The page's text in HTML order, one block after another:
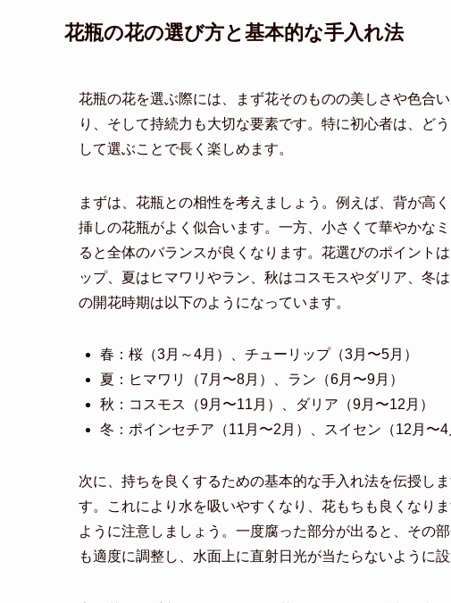
花瓶の花の選び方と基本的な手入れ法
花瓶の花を選ぶ際には、まず花そのものの美しさや色合
り、そして持続力も大切な要素です。特に初心者は、ど
して選ぶことで長く楽しめます。
まずは、花瓶との相性を考えましょう。例えば、背が高
挿しの花瓶がよく似合います。一方、小さくて華やかな
ると全体のバランスが良くなります。花選びのポイント
ップ、夏はヒマワリやラン、秋はコスモスやダリア、冬
の開花時期は以下のようになっています。
春：桜（3月～4月）、チューリップ（3月〜5月）
夏：ヒマワリ（7月〜8月）、ラン（6月〜9月）
秋：コスモス（9月〜11月）、ダリア（9月〜12月）
冬：ポインセチア（11月〜2月）、スイセン（12月〜4
次に、持ちを良くするための基本的な手入れ法を伝授し
す。これにより水を吸いやすくなり、花もちも良くなり
ように注意しましょう。一度腐った部分が出ると、その
も適度に調整し、水面上に直射日光が当たらないように